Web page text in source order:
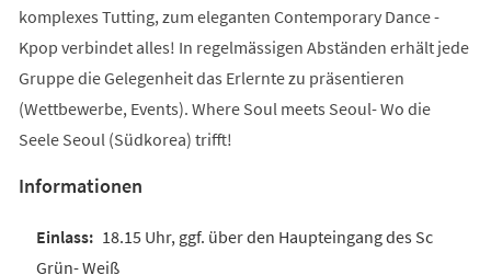
komplexes Tutting, zum eleganten Contemporary Dance -
Kpop verbindet alles! In regelmässigen Abständen erhält jede
Gruppe die Gelegenheit das Erlernte zu präsentieren
(Wettbewerbe, Events). Where Soul meets Seoul- Wo die
Seele Seoul (Südkorea) trifft!
Informationen
18.15 Uhr, ggf. über den Haupteingang des Sc
Grün- Weiß